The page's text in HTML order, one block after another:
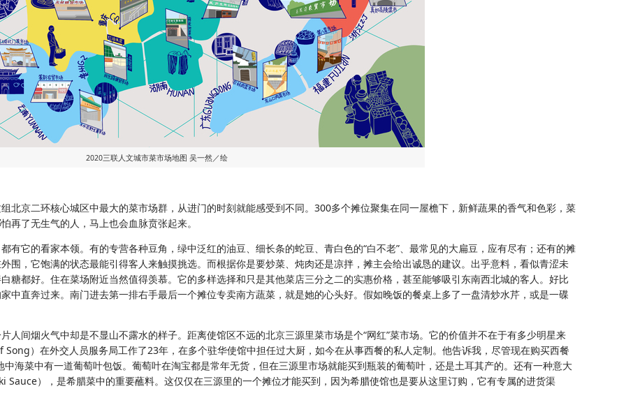
2020三联人文城市菜市场地图 吴一然／绘
北京二环核心城区中最大的菜市场群，从进门的时刻就能感受到不同。300多个摊位聚集在同一屋檐下，新鲜蔬果的香气和色彩，菜
再了无生气的人，马上也会血脉贲张起来。
有它的看家本领。有的专营各种豆角，绿中泛红的油豆、细长条的蛇豆、青白色的“白不老”、最常见的大扁豆，应有尽有；还有的摊
围，它饱满的状态最能引得客人来触摸挑选。而根据你是要炒菜、炖肉还是凉拌，摊主会给出诚恳的建议。出乎意料，看似青涩未
糖都好。住在菜场附近当然值得羡慕。它的多样选择和只是其他菜店三分之二的实惠价格，甚至能够吸引东南西北城的客人。好比
中直奔过来。南门进去第一排右手最后一个摊位专卖南方蔬菜，就是她的心头好。假如晚饭的餐桌上多了一盘清炒水芹，或是一碟
人间烟火气中却是不显山不露水的样子。距离使馆区不远的北京三源里菜市场是个“网红”菜市场。它的价值并不在于有多少明星来
）在外交人员服务局工作了23年，在多个驻华使馆中担任过大厨，如今在从事西餐的私人定制。他告诉我，尽管现在购买西餐
海菜中有一道葡萄叶包饭。葡萄叶在淘宝都是常年无货，但在三源里市场就能买到瓶装的葡萄叶，还是土耳其产的。还有一种意大
），是希腊菜中的重要蘸料。这仅仅在三源里的一个摊位才能买到，因为希腊使馆也是要从这里订购，它有专属的进货渠